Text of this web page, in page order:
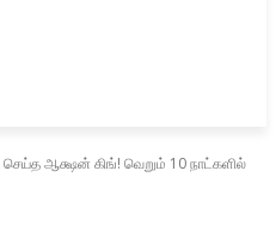
செய்த ஆக்ஷன் கிங்! வெறும் 10 நாட்களில்